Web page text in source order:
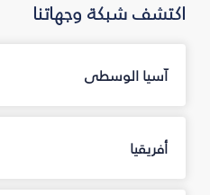
اكتشف شبكة وجهاتنا
آسيا الوسطى
أفريقيا